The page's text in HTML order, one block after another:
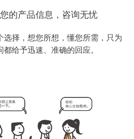
的产品信息，咨询无忧
选择，想您所想，懂您所需，只为
给予迅速、准确的回应。